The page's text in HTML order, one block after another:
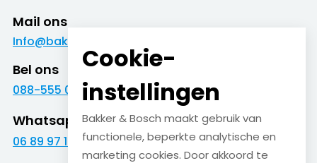
Mail ons
Info@bakkerenbosch.nl
Bel ons
088-555 09 09
Whatsapp
06 89 97 16 01
Cookie-
instellingen
Bakker & Bosch maakt gebruik van
functionele, beperkte analytische en
marketing cookies. Door akkoord te